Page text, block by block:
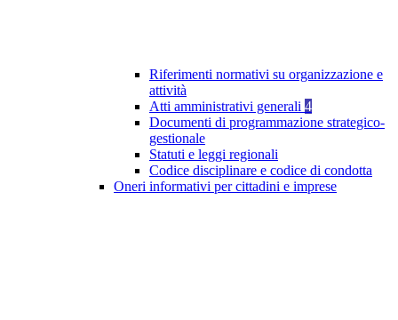
Riferimenti normativi su organizzazione e
attività
Atti amministrativi generali 4
Documenti di programmazione strategico-
gestionale
Statuti e leggi regionali
Codice disciplinare e codice di condotta
Oneri informativi per cittadini e imprese